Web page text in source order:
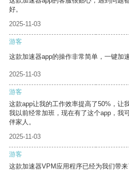
好。
2025-11-03
游客
这款加速器app的操作非常简单，一键加
2025-11-03
游客
这款app让我的工作效率提高了50%，让
我以前经常加班，现在有了这个app，我
伴家人。
2025-11-03
游客
这款加速器VPM应用程序已经为我们带